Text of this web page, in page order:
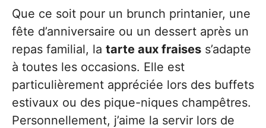
Que ce soit pour un brunch printanier, une
fête d’anniversaire ou un dessert après un
repas familial, la tarte aux fraises s’adapte
à toutes les occasions. Elle est
particulièrement appréciée lors des buffets
estivaux ou des pique-niques champêtres.
Personnellement, j’aime la servir lors de